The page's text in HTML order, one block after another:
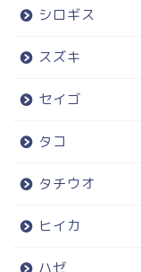
シロギス
スズキ
セイゴ
タコ
タチウオ
ヒイカ